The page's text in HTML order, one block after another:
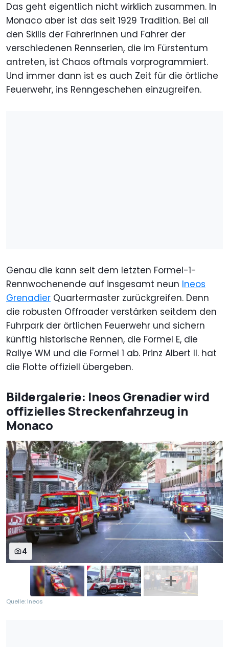
Das geht eigentlich nicht wirklich zusammen. In
Monaco aber ist das seit 1929 Tradition. Bei all
den Skills der Fahrerinnen und Fahrer der
verschiedenen Rennserien, die im Fürstentum
antreten, ist Chaos oftmals vorprogrammiert.
Und immer dann ist es auch Zeit für die örtliche
Feuerwehr, ins Renngeschehen einzugreifen.
Genau die kann seit dem letzten Formel-1-
Rennwochenende auf insgesamt neun Ineos
Grenadier Quartermaster zurückgreifen. Denn
die robusten Offroader verstärken seitdem den
Fuhrpark der örtlichen Feuerwehr und sichern
künftig historische Rennen, die Formel E, die
Rallye WM und die Formel 1 ab. Prinz Albert II. hat
die Flotte offiziell übergeben.
Bildergalerie: Ineos Grenadier wird
offizielles Streckenfahrzeug in
Monaco
4
Quelle: Ineos